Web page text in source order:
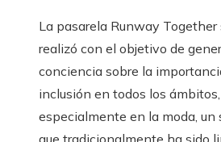
La pasarela Runway Together
realizó con el objetivo de
conciencia sobre la
inclusión en todos los ámbitos,
especialmente en la moda, un